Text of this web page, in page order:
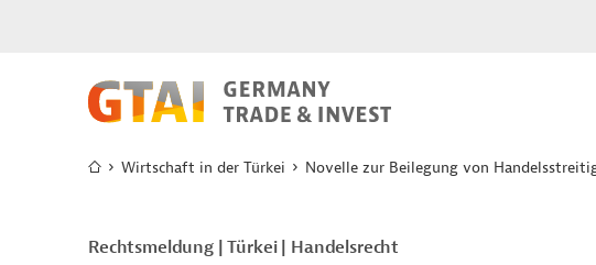
Wirtschaft in der Türkei Novelle zur Beilegung von
Rechtsmeldung | Türkei | Handelsrecht